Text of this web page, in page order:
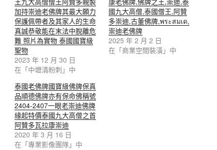
加持崇迪老佛牌其最大願力
保護佩帶者及其家人的生命
真誠恭敬能在末法中脫離危
難 照片為實物 泰國國寶級
聖物
2023 年 12 月 30 日
在「中壢清粉刺」中
國九大高僧,泰國僧王,阿贊
多崇迪,古董佛牌,พระสมเด,
崇迪老佛牌
2025 年 2 月 2 日
在「商業空間裝潢」中
泰國老佛牌國寶級佛牌保真
品順德佛牌亦有保命佛稱號
2404-2407一眼老崇迪佛牌
緣起特價泰國九大高僧之首
阿贊多瓦拉康崇迪
2020 年 3 月 16 日
在「專業影像團隊」中